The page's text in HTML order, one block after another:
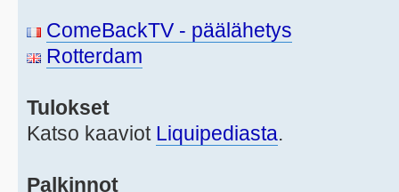
ComeBackTV - päälähetys
Rotterdam
Tulokset
Katso kaaviot Liquipediasta.
Palkinnot